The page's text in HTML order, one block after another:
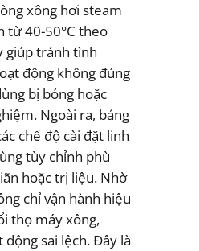
xông hơi steam
từ 40-50°C theo
giúp tránh tình
động không đúng
bị bỏng hoặc
Ngoài ra, bảng
chế độ cài đặt linh
tùy chỉnh phù
hoặc trị liệu. Nhờ
chỉ vận hành hiệu
thọ máy xông,
sai lệch. Đây là